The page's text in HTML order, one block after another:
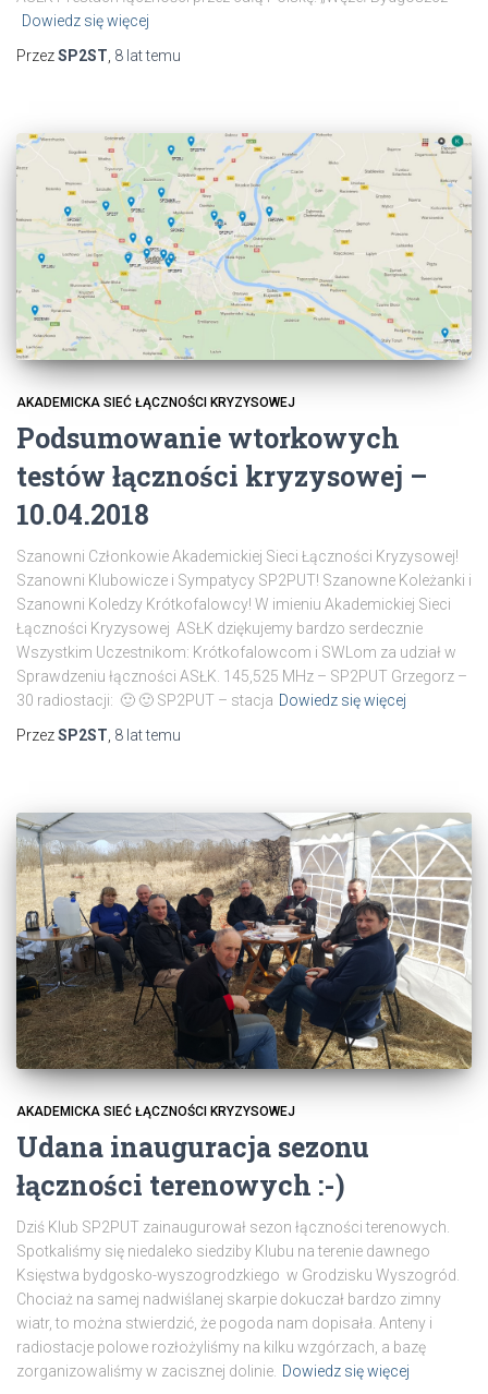
Dowiedz się więcej
PrzezSP2ST 8 lattemu
AKADEMICKA SIEĆ ŁĄCZNOŚCI KRYZYSOWEJ
Podsumowanie wtorkowych
testów łączności kryzysowej –
10.04.2018
Szanowni Członkowie Akademickiej Sieci Łączności Kryzysowej!
Szanowni Klubowicze i Sympatycy SP2PUT! Szanowne Koleżanki i
Szanowni Koledzy Krótkofalowcy! W imieniu Akademickiej Sieci
Łączności Kryzysowej ASŁK dziękujemy bardzo serdecznie
Wszystkim Uczestnikom: Krótkofalowcom i SWLom za udział w
Sprawdzeniu łączności ASŁK. 145,525 MHz – SP2PUT Grzegorz –
30 radiostacji: 🙂 🙂 SP2PUT – stacja Dowiedz się więcej
PrzezSP2ST 8 lattemu
AKADEMICKA SIEĆ ŁĄCZNOŚCI KRYZYSOWEJ
Udana inauguracja sezonu
łączności terenowych :-)
Dziś Klub SP2PUT zainaugurował sezon łączności terenowych.
Spotkaliśmy się niedaleko siedziby Klubu na terenie dawnego
Księstwa bydgosko-wyszogrodzkiego w Grodzisku Wyszogród.
Chociaż na samej nadwiślanej skarpie dokuczał bardzo zimny
wiatr, to można stwierdzić, że pogoda nam dopisała. Anteny i
radiostacje polowe rozłożyliśmy na kilku wzgórzach, a bazę
zorganizowaliśmy w zacisznej dolinie. Dowiedz się więcej